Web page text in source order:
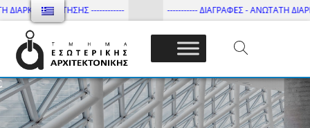
ΦΟΙΤΗΣΗΣ ------------ ----------- ΔΙΑΓΡΑΦΕΣ - ΑΝΩΤΑΤΗ
Τμήμα Εσωτ. Αρχιτεκτονικής – ΔΙ.ΠΑ.Ε